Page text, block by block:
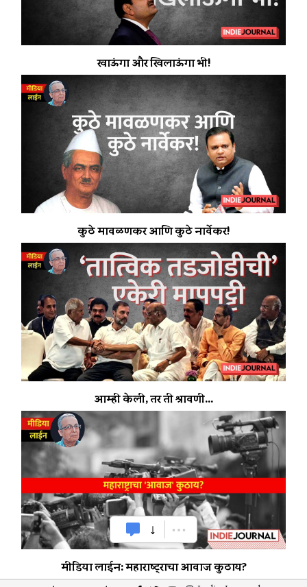
खाऊंगा और खिलाऊंगा भी!
कुठे मावळणकर आणि कुठे नार्वेकर!
आम्ही केली, तर ती श्रावणी...
मीडिया लाईन: महाराष्ट्राचा आवाज कुठाय?